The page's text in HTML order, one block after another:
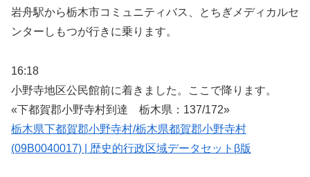
岩舟駅から栃木市コミュニティバス、とちぎメディカルセ
ンターしもつが行きに乗ります。
16:18
小野寺地区公民館前に着きました。ここで降ります。
«下都賀郡小野寺村到達 栃木県：137/172»
栃木県下都賀郡小野寺村/栃木県都賀郡小野寺村
(09B0040017) | 歴史的行政区域データセットβ版